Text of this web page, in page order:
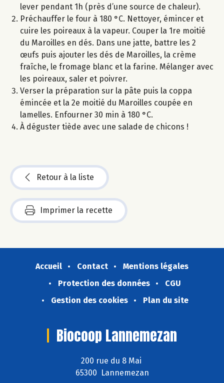
lever pendant 1h (près d’une source de chaleur).
Préchauffer le four à 180 °C. Nettoyer, émincer et
cuire les poireaux à la vapeur. Couper la 1re moitié
du Maroilles en dés. Dans une jatte, battre les 2
œufs puis ajouter les dés de Maroilles, la crème
fraîche, le fromage blanc et la farine. Mélanger avec
les poireaux, saler et poivrer.
Verser la préparation sur la pâte puis la coppa
émincée et la 2e moitié du Maroilles coupée en
lamelles. Enfourner 30 min à 180 °C.
À déguster tiède avec une salade de chicons !
Retour à la liste
Imprimer la recette
Accueil Contact
Mentions légales
Protection des données
CGU
Gestion des cookies
Plan du site
Biocoop Lannemezan
200 rue du 8 Mai
65300 Lannemezan